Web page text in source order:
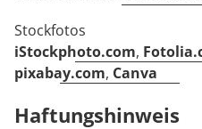
Stockfotos
iStockphoto.com,
pixabay.com, Canva
Haftungshinweis